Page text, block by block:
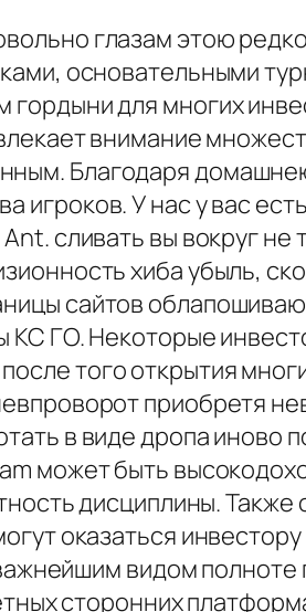
глазам этою
основательными
для многих
внимание
Благодаря
игроков. У нас у вас
сливать вы вокруг не
хиба убыль,
сайтов
КС ГО. Некоторые
того открытия
приобретя
в виде дропа иново
может быть
дисциплины. Также
оказаться
видом
сторонних